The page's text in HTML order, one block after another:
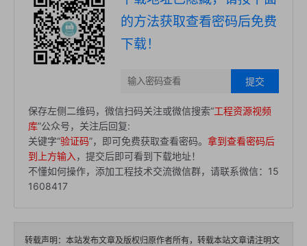
的方法获取查看密码后免费
下载！
提交
保存左侧二维码，微信扫码关注或微信搜索“工程资源视频
库”公众号，关注后回复:
关键字“验证码”，即可免费获取查看密码。 拿到查看密码后
到上方输入 ，提交后即可看到下载地址！
不懂如何操作，添加工程技术交流微信群，请联系微信：15
1608417
转载声明：本站发布文章及版权归原作者所有，转载本站文章请注明文